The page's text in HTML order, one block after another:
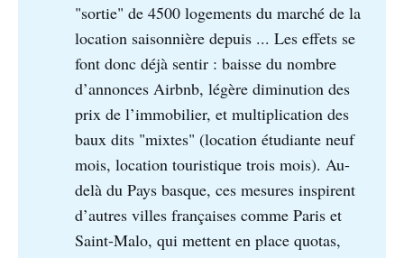
"sortie" de 4500 logements du marché de la
location saisonnière depuis ... Les effets se
font donc déjà sentir : baisse du nombre
d’annonces Airbnb, légère diminution des
prix de l’immobilier, et multiplication des
baux dits "mixtes" (location étudiante neuf
mois, location touristique trois mois). Au-
delà du Pays basque, ces mesures inspirent
d’autres villes françaises comme Paris et
Saint-Malo, qui mettent en place quotas,